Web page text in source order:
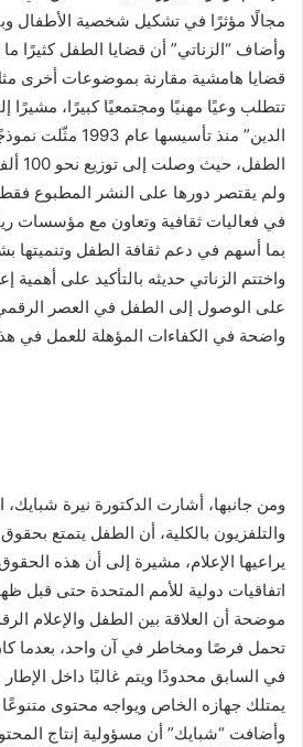
مجالًا مؤثرًا في تشكيل شخصية الأطفال
وأضاف “الزناتي” أن قضايا الطفل كثيرًا ما
قضايا هامشية مقارنة بموضوعات أخرى
تتطلب وعيًا مهنيًا ومجتمعيًا كبيرًا، مشيرًا
الدين” منذ تأسيسها
ولم يقتصر دورها على النشر المطبوع
في فعاليات ثقافية وتعاون مع مؤسسات
بما أسهم في دعم ثقافة الطفل وتنميتها
واختتم الزناتي حديثه بالتأكيد على
على الوصول إلى الطفل في العصر
واضحة في الكفاءات المؤهلة للعمل في
ومن جانبها، أشارت الدكتورة نيرة
والتلفزيون بالكلية، أن الطفل يتمتع
يراعيها الإعلام، مشيرة إلى أن هذه
اتفاقيات دولية للأمم المتحدة حتى قبل
موضحة أن العلاقة بين الطفل والإعلام
تحمل فرصًا ومخاطر في آن واحد، بعدما
في السابق محدودًا ويتم غالبًا داخل الإطار
يمتلك جهازه الخاص ويواجه محتوى
وأضافت “شبايك” أن مسؤولية إنتاج